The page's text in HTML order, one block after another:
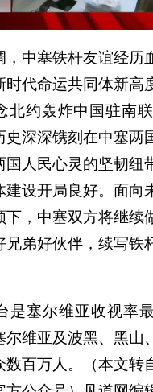
，中塞铁杆友谊经历
时代命运共同体新高
北约轰炸中国驻南
史深深镌刻在中塞两
国人民心灵的坚韧纽
建设开局良好。面向
下，中塞双方将继续
兄弟好伙伴，续写铁
是塞尔维亚收视率
尔维亚及波黑、黑山
数百万人。（本文转